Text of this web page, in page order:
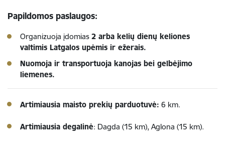
Papildomos paslaugos:
Organizuoja įdomias 2 arba kelių dienų keliones
valtimis Latgalos upėmis ir ežerais.
Nuomoja ir transportuoja kanojas bei gelbėjimo
liemenes.
Artimiausia maisto prekių parduotuvė: 6 km.
Artimiausia degalinė: Dagda (15 km), Aglona (15 km).